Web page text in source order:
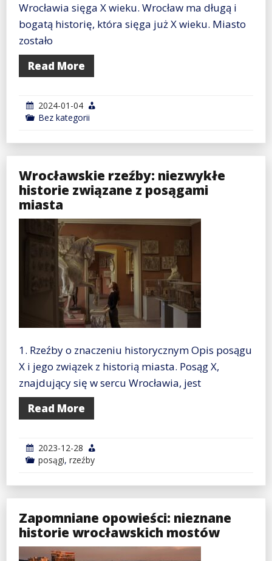
Wrocławia sięga X wieku. Wrocław ma długą i
bogatą historię, która sięga już X wieku. Miasto
zostało
Read More
2024-01-04
Bez kategorii
Wrocławskie rzeźby: niezwykłe
historie związane z posągami
miasta
1. Rzeźby o znaczeniu historycznym Opis posągu
X i jego związek z historią miasta. Posąg X,
znajdujący się w sercu Wrocławia, jest
Read More
2023-12-28
posągi, rzeźby
Zapomniane opowieści: nieznane
historie wrocławskich mostów